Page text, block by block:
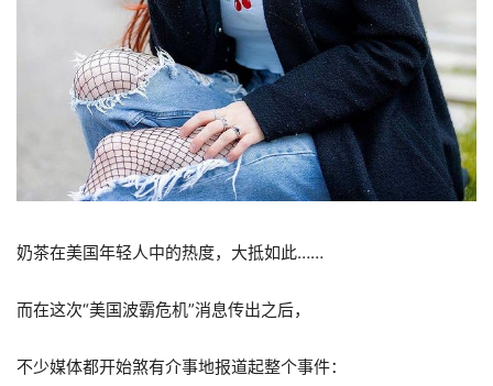
奶茶在美国年轻人中的热度，大抵如此……
而在这次“美国波霸危机”消息传出之后，
不少媒体都开始煞有介事地报道起整个事件：